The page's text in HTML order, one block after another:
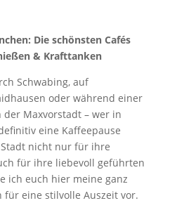
Die schönsten Cafés
& Krafttanken
Schwabing, auf
oder während einer
Maxvorstadt – wer in
eine Kaffeepause
nicht nur für ihre
für ihre liebevoll geführten
ich euch hier meine ganz
für eine stilvolle Auszeit vor.